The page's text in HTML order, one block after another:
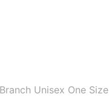
Unisex One Size